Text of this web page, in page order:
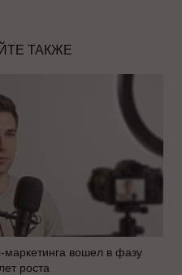
ТАКЖЕ
вошел в фазу
роста